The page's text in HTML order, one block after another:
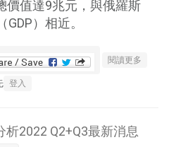
價值達9兆元，與俄羅斯
GDP）相近。
閱讀更多
登入
析2022 Q2+Q3最新消息